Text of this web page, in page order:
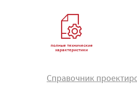
полные технические
характеристики
Справочник